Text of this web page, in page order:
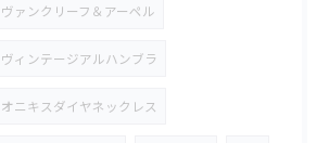
ヴァンクリーフ＆アーペル
ヴィンテージアルハンブラ
オニキスダイヤネックレス